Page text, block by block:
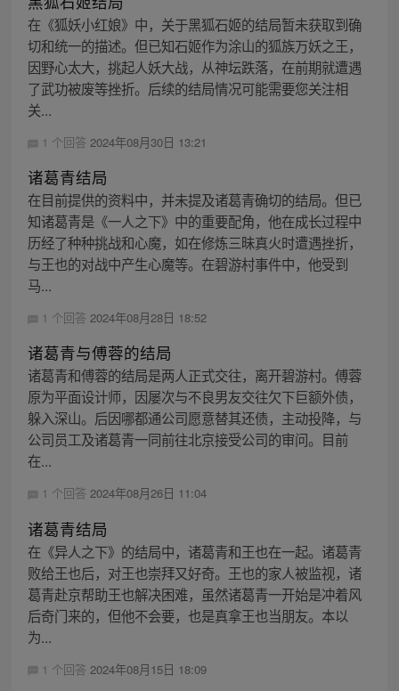
在《狐妖小红娘》中，关于黑狐石姬的结局暂未获取到确
切和统一的描述。但已知石姬作为涂山的狐族万妖之王，
因野心太大，挑起人妖大战，从神坛跌落，在前期就遭遇
了武功被废等挫折。后续的结局情况可能需要您关注相
关...
1 个回答 2024年08月30日 13:21
诸葛青结局
在目前提供的资料中，并未提及诸葛青确切的结局。但已
知诸葛青是《一人之下》中的重要配角，他在成长过程中
历经了种种挑战和心魔，如在修炼三昧真火时遭遇挫折，
与王也的对战中产生心魔等。在碧游村事件中，他受到
马...
1 个回答 2024年08月28日 18:52
诸葛青与傅蓉的结局
诸葛青和傅蓉的结局是两人正式交往，离开碧游村。傅蓉
原为平面设计师，因屡次与不良男友交往欠下巨额外债，
躲入深山。后因哪都通公司愿意替其还债，主动投降，与
公司员工及诸葛青一同前往北京接受公司的审问。目前
在...
1 个回答 2024年08月26日 11:04
诸葛青结局
在《异人之下》的结局中，诸葛青和王也在一起。诸葛青
败给王也后，对王也崇拜又好奇。王也的家人被监视，诸
葛青赴京帮助王也解决困难，虽然诸葛青一开始是冲着风
后奇门来的，但他不会要，也是真拿王也当朋友。本以
为...
1 个回答 2024年08月15日 18:09